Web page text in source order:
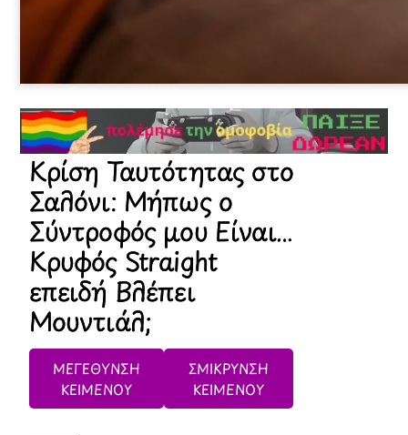
Κρίση Ταυτότητας στο
Σαλόνι: Μήπως ο
Σύντροφός μου Είναι…
Κρυφός Straight
επειδή Βλέπει
Μουντιάλ;
ΜΕΓΕΘΥΝΣΗ
ΚΕΙΜΕΝΟΥ
ΣΜΙΚΡΥΝΣΗ
ΚΕΙΜΕΝΟΥ